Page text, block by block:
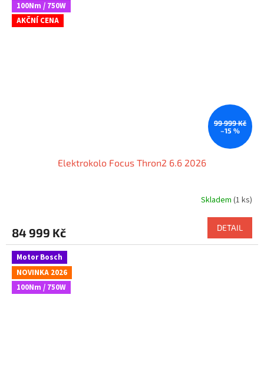
100Nm / 750W
AKČNÍ CENA
99 999 Kč
–15 %
Elektrokolo Focus Thron2 6.6 2026
Skladem (1 ks)
84 999 Kč DETAIL
Motor Bosch
NOVINKA 2026
100Nm / 750W